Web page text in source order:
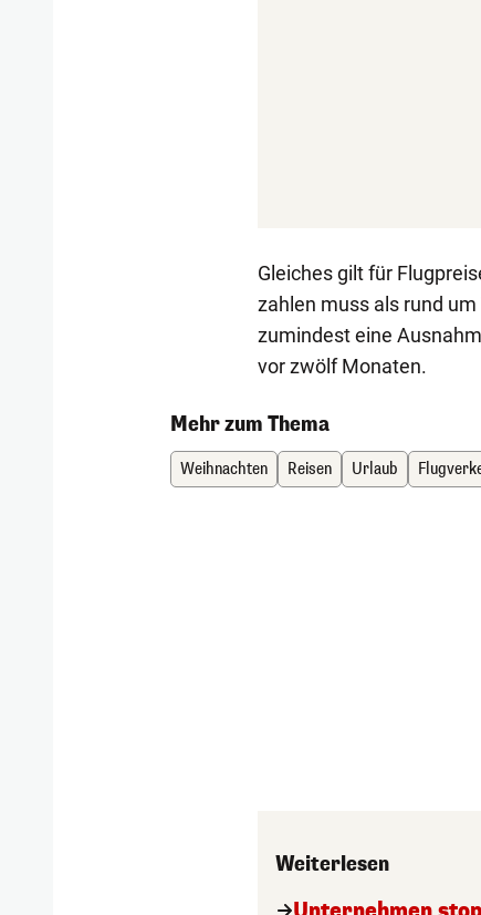
Gleiches gilt für
zahlen muss als rund
zumindest eine
vor zwölf Monaten.
Mehr zum Thema
Weihnachten Reisen Urlaub
Weiterlesen